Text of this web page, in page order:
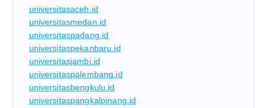
universitasaceh.id
universitasmedan.id
universitaspadang.id
universitaspekanbaru.id
universitasjambi.id
universitaspalembang.id
universitasbengkulu.id
universitaspangkalpinang.id